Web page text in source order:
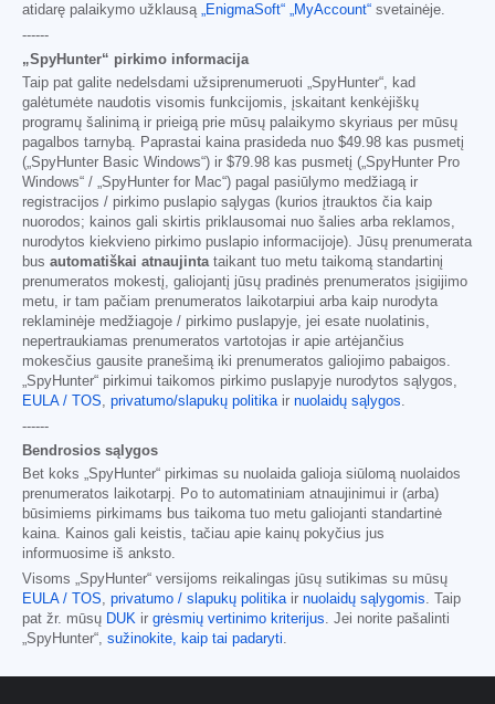
atidarę palaikymo užklausą „EnigmaSoft“ „MyAccount“ svetainėje.
------
„SpyHunter“ pirkimo informacija
Taip pat galite nedelsdami užsiprenumeruoti „SpyHunter“, kad
galėtumėte naudotis visomis funkcijomis, įskaitant kenkėjiškų
programų šalinimą ir prieigą prie mūsų palaikymo skyriaus per mūsų
pagalbos tarnybą. Paprastai kaina prasideda nuo $49.98 kas pusmetį
(„SpyHunter Basic Windows“) ir $79.98 kas pusmetį („SpyHunter Pro
Windows“ / „SpyHunter for Mac“) pagal pasiūlymo medžiagą ir
registracijos / pirkimo puslapio sąlygas (kurios įtrauktos čia kaip
nuorodos; kainos gali skirtis priklausomai nuo šalies arba reklamos,
nurodytos kiekvieno pirkimo puslapio informacijoje). Jūsų prenumerata
bus automatiškai atnaujintataikant tuo metu taikomą standartinį
prenumeratos mokestį, galiojantį jūsų pradinės prenumeratos įsigijimo
metu, ir tam pačiam prenumeratos laikotarpiui arba kaip nurodyta
reklaminėje medžiagoje / pirkimo puslapyje, jei esate nuolatinis,
nepertraukiamas prenumeratos vartotojas ir apie artėjančius
mokesčius gausite pranešimą iki prenumeratos galiojimo pabaigos.
„SpyHunter“ pirkimui taikomos pirkimo puslapyje nurodytos sąlygos,
EULA / TOS, privatumo/slapukų politikair nuolaidų sąlygos.
------
Bendrosios sąlygos
Bet koks „SpyHunter“ pirkimas su nuolaida galioja siūlomą nuolaidos
prenumeratos laikotarpį. Po to automatiniam atnaujinimui ir (arba)
būsimiems pirkimams bus taikoma tuo metu galiojanti standartinė
kaina. Kainos gali keistis, tačiau apie kainų pokyčius jus
informuosime iš anksto.
Visoms „SpyHunter“ versijoms reikalingas jūsų sutikimas su mūsų
EULA / TOS, privatumo / slapukų politikair nuolaidų sąlygomis. Taip
pat žr. mūsų DUK ir grėsmių vertinimo kriterijus. Jei norite pašalinti
„SpyHunter“, sužinokite, kaip tai padaryti.